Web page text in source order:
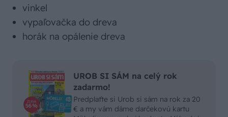
vinkel
vypaľovačka do dreva
horák na opálenie dreva
UROB SI SÁM na celý rok
zadarmo!
Predplaťte si Urob si sám na rok za 20
€ a my vám dáme darčekovú kartu